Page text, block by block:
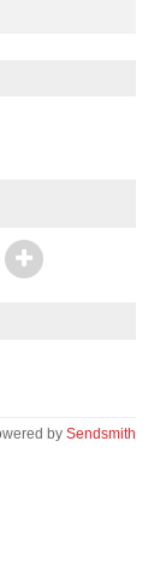
by Sendsmith